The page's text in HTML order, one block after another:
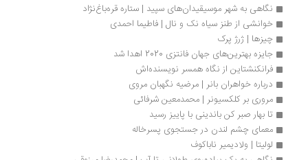
نگاهی به شهر موسیقیدان‌های سپید | ستاره قره‌باغ‌نژاد
خوانشی از طنز سیاه نک و نال | فاطیما احمدی
چیزها | ژرژ پرک
جایزه بهترین‌های جهان فانتزی 2020 اهدا شد
فرانکنشتاین از نگاه همسر نویسنده‌اش
درباره خواهران بانر | مرضیه نگهبان مروی
مروری بر کلکسیونر | محمدمعین شرفائی
تا بهار صبر کن باندینی با پاییز رسید
معمای چشم لندن در جستجوی پسرخاله
لولیتا | ولادیمیر ناباکوف